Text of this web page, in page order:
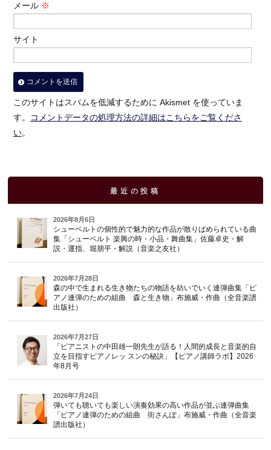
メール ※
サイト
このサイトはスパムを低減するために Akismet を使っていま
す。
コメントデータの処理方法の詳細はこちらをご覧くださ
い。
最近の投稿
2026年8月6日
シューベルトの個性的で魅力的な作品が散りばめられている曲
集「シューベルト 楽興の時・小品・舞曲集」佐藤卓史・解
説・運指、堀朋平・解説（音楽之友社）
2026年7月28日
森の中で生まれる生き物たちの物語を紡いでいく連弾曲集「ピ
アノ連弾のための組曲 森と生き物」布施威・作曲（全音楽譜
出版社）
2026年7月27日
「ピアニストの中田雄一朗先生が語る！人間的成長と音楽的自
立を目指すピアノレッ スンの秘訣」【ピアノ講師ラボ】2026
年8月号
2026年7月24日
弾いても聴いても楽しい演奏効果の高い作品が並ぶ連弾曲集
「ピアノ連弾のための組曲 街さんぽ」布施威・作曲（全音楽
譜出版社）